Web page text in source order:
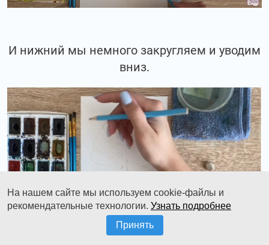
И нижний мы немного закругляем и уводим
вниз.
На нашем сайте мы используем cookie-файлы и
рекомендательные технологии. Узнать подробнее
Принять